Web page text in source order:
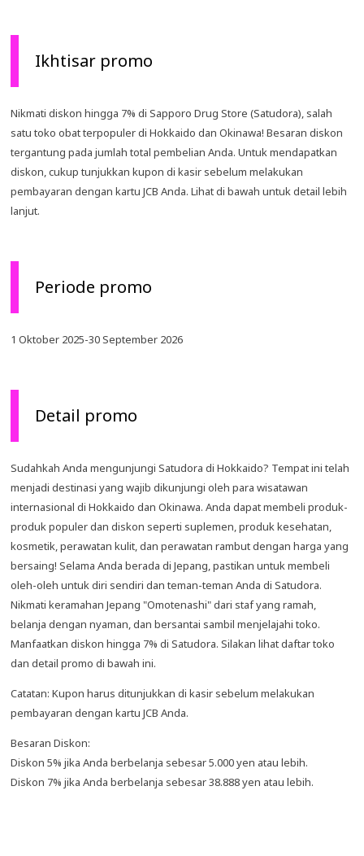
Ikhtisar promo
Nikmati diskon hingga 7% di Sapporo Drug Store (Satudora), salah
satu toko obat terpopuler di Hokkaido dan Okinawa! Besaran diskon
tergantung pada jumlah total pembelian Anda. Untuk mendapatkan
diskon, cukup tunjukkan kupon di kasir sebelum melakukan
pembayaran dengan kartu JCB Anda. Lihat di bawah untuk detail lebih
lanjut.
Periode promo
1 Oktober 2025-30 September 2026
Detail promo
Sudahkah Anda mengunjungi Satudora di Hokkaido? Tempat ini telah
menjadi destinasi yang wajib dikunjungi oleh para wisatawan
internasional di Hokkaido dan Okinawa. Anda dapat membeli produk-
produk populer dan diskon seperti suplemen, produk kesehatan,
kosmetik, perawatan kulit, dan perawatan rambut dengan harga yang
bersaing! Selama Anda berada di Jepang, pastikan untuk membeli
oleh-oleh untuk diri sendiri dan teman-teman Anda di Satudora.
Nikmati keramahan Jepang "Omotenashi" dari staf yang ramah,
belanja dengan nyaman, dan bersantai sambil menjelajahi toko.
Manfaatkan diskon hingga 7% di Satudora. Silakan lihat daftar toko
dan detail promo di bawah ini.
Catatan: Kupon harus ditunjukkan di kasir sebelum melakukan
pembayaran dengan kartu JCB Anda.
Besaran Diskon:
Diskon 5% jika Anda berbelanja sebesar 5.000 yen atau lebih.
Diskon 7% jika Anda berbelanja sebesar 38.888 yen atau lebih.